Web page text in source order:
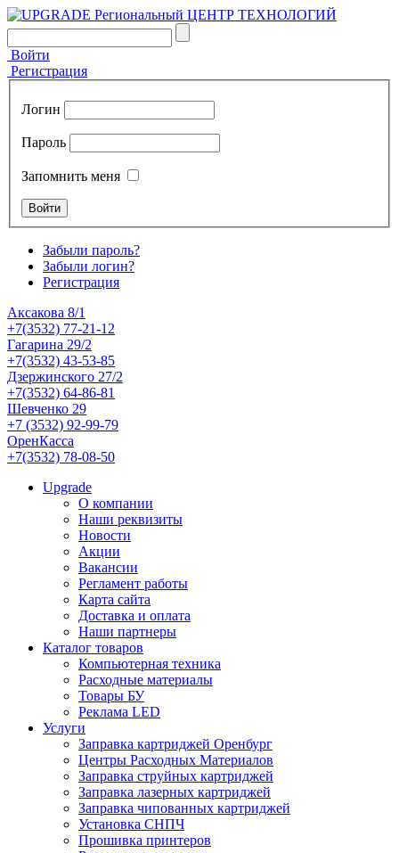
Войти
Регистрация
Логин
Пароль
Запомнить меня
Забыли пароль?
Забыли логин?
Регистрация
Аксакова 8/1
+7(3532) 77-21-12
Гагарина 29/2
+7(3532) 43-53-85
Дзержинского 27/2
+7(3532) 64-86-81
Шевченко 29
+7 (3532) 92-99-79
ОренКасса
+7(3532) 78-08-50
Upgrade
О компании
Наши реквизиты
Новости
Акции
Вакансии
Регламент работы
Карта сайта
Доставка и оплата
Наши партнеры
Каталог товаров
Компьютерная техника
Расходные материалы
Товары БУ
Реклама LED
Услуги
Заправка картриджей Оренбург
Центры Расходных Материалов
Заправка струйных картриджей
Заправка лазерных картриджей
Заправка чипованных картриджей
Установка СНПЧ
Прошивка принтеров